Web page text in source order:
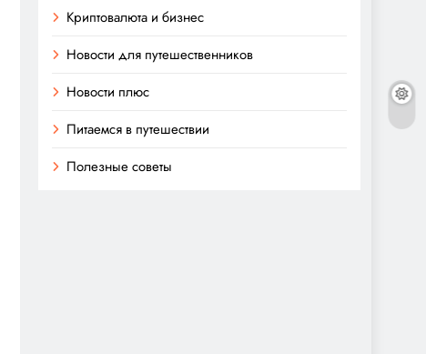
Криптовалюта и бизнес
Новости для путешественников
Новости плюс
Питаемся в путешествии
Полезные советы